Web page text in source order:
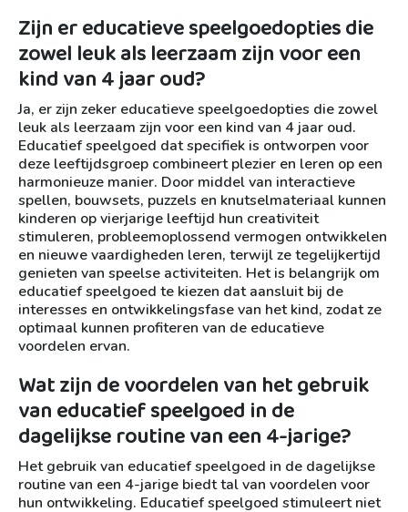
Zijn er educatieve speelgoedopties die
zowel leuk als leerzaam zijn voor een
kind van 4 jaar oud?
Ja, er zijn zeker educatieve speelgoedopties die zowel
leuk als leerzaam zijn voor een kind van 4 jaar oud.
Educatief speelgoed dat specifiek is ontworpen voor
deze leeftijdsgroep combineert plezier en leren op een
harmonieuze manier. Door middel van interactieve
spellen, bouwsets, puzzels en knutselmateriaal kunnen
kinderen op vierjarige leeftijd hun creativiteit
stimuleren, probleemoplossend vermogen ontwikkelen
en nieuwe vaardigheden leren, terwijl ze tegelijkertijd
genieten van speelse activiteiten. Het is belangrijk om
educatief speelgoed te kiezen dat aansluit bij de
interesses en ontwikkelingsfase van het kind, zodat ze
optimaal kunnen profiteren van de educatieve
voordelen ervan.
Wat zijn de voordelen van het gebruik
van educatief speelgoed in de
dagelijkse routine van een 4-jarige?
Het gebruik van educatief speelgoed in de dagelijkse
routine van een 4-jarige biedt tal van voordelen voor
hun ontwikkeling. Educatief speelgoed stimuleert niet